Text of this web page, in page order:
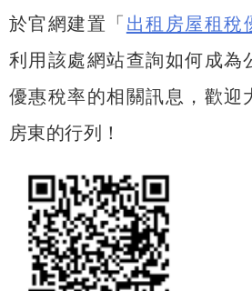
於官網建置「出租房屋租稅
利用該處網站查詢如何成為
優惠稅率的相關訊息，歡迎
房東的行列！